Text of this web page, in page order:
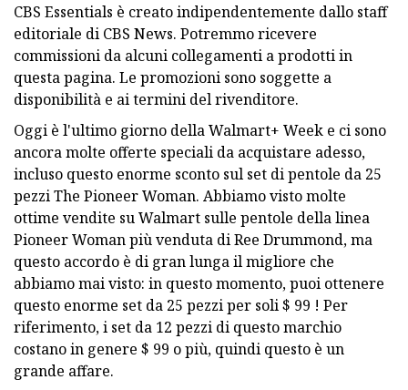
CBS Essentials è creato indipendentemente dallo staff
editoriale di CBS News. Potremmo ricevere
commissioni da alcuni collegamenti a prodotti in
questa pagina. Le promozioni sono soggette a
disponibilità e ai termini del rivenditore.
Oggi è l'ultimo giorno della Walmart+ Week e ci sono
ancora molte offerte speciali da acquistare adesso,
incluso questo enorme sconto sul set di pentole da 25
pezzi The Pioneer Woman. Abbiamo visto molte
ottime vendite su Walmart sulle pentole della linea
Pioneer Woman più venduta di Ree Drummond, ma
questo accordo è di gran lunga il migliore che
abbiamo mai visto: in questo momento, puoi ottenere
questo enorme set da 25 pezzi per soli $ 99 ! Per
riferimento, i set da 12 pezzi di questo marchio
costano in genere $ 99 o più, quindi questo è un
grande affare.